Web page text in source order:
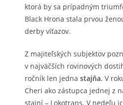
ktorá by sa prípadným
Black Hrona stala prvou
derby víťazov.
Z majiteľských subjektov
v najväčších rovinových
ročník len jedna stajňa. V
Cheri ako zástupca jednej z
stajní – Lokotrans. V nedeľu